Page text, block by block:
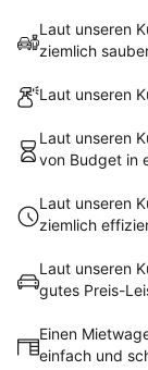
Laut unseren
ziemlich
Laut unseren
Laut unseren
von Budget in
Laut unseren
ziemlich
Laut unseren
gutes Preis-
Einen
einfach und